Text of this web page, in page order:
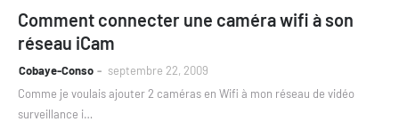
Comment connecter une caméra wifi à son
réseau iCam
Cobaye-Conso
septembre 22, 2009
Comme je voulais ajouter 2 caméras en Wifi à mon réseau de vidéo
surveillance i…